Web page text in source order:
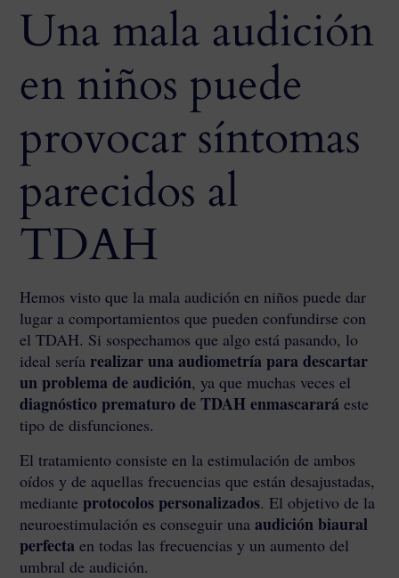
Una mala audición
en niños puede
provocar síntomas
parecidos al
TDAH
Hemos visto que la mala audición en niños puede dar
lugar a comportamientos que pueden confundirse con
el TDAH. Si sospechamos que algo está pasando, lo
ideal sería realizar una audiometría para descartar
un problema de audición, ya que muchas veces el
diagnóstico prematuro de TDAH enmascarará este
tipo de disfunciones.
El tratamiento consiste en la estimulación de ambos
oídos y de aquellas frecuencias que están desajustadas,
medianteprotocolos personalizados. El objetivo de la
neuroestimulación es conseguir una audición biaural
perfecta en todas las frecuencias y un aumento del
umbral de audición.